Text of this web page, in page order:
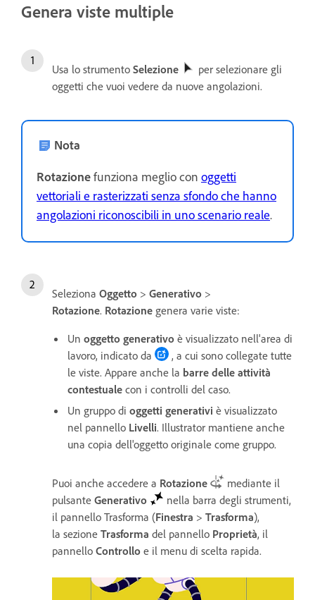
Genera viste multiple
Usa lo strumento Selezione
per selezionare gli
oggetti che vuoi vedere da nuove angolazioni.
Nota
Rotazionefunziona meglio con oggetti
vettoriali e rasterizzati senza sfondo che hanno
angolazioni riconoscibili in uno scenario reale.
Seleziona Oggetto > Generativo >
Rotazione. Rotazione genera varie viste:
Un oggetto generativo è visualizzato nell'area di
lavoro, indicato da
, a cui sono collegate tutte
le viste. Appare anche la barre delle attività
contestuale con i controlli del caso.
Un gruppo di oggetti generativi è visualizzato
nel pannello Livelli. Illustrator mantiene anche
una copia dell'oggetto originale come gruppo.
Puoi anche accedere a Rotazione
mediante il
pulsante Generativo
nella barra degli strumenti,
il pannello Trasforma (Finestra > Trasforma),
la sezione Trasforma del pannello Proprietà, il
pannello Controllo e il menu di scelta rapida.